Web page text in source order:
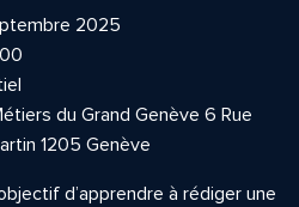
2025
du Grand Genève 6 Rue
1205 Genève
d’apprendre à rédiger une